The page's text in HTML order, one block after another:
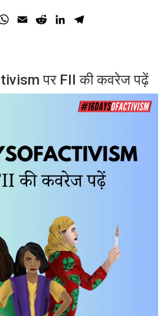
WhatsApp
Email RedditLinkedIn
पर FII की कवरेज पढ़ें